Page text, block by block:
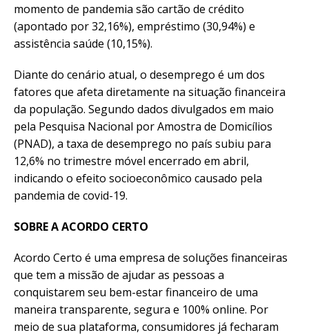
momento de pandemia são cartão de crédito
(apontado por 32,16%), empréstimo (30,94%) e
assistência saúde (10,15%).
Diante do cenário atual, o desemprego é um dos
fatores que afeta diretamente na situação financeira
da população. Segundo dados divulgados em maio
pela Pesquisa Nacional por Amostra de Domicílios
(PNAD), a taxa de desemprego no país subiu para
12,6% no trimestre móvel encerrado em abril,
indicando o efeito socioeconômico causado pela
pandemia de covid-19.
SOBRE A ACORDO CERTO
Acordo Certo é uma empresa de soluções financeiras
que tem a missão de ajudar as pessoas a
conquistarem seu bem-estar financeiro de uma
maneira transparente, segura e 100% online. Por
meio de sua plataforma, consumidores já fecharam